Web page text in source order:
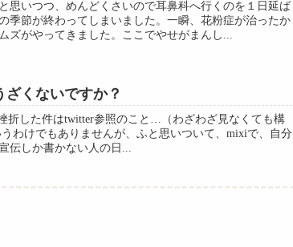
思いつつ、めんどくさいので耳鼻科へ行くのを１日延ば
季節が終わってしまいました。一瞬、花粉症が治ったか
がやってきました。ここでやせがまんし...
くないですか？
折した件はtwitter参照のこと…（わざわざ見なくても構
わけでもありませんが、ふと思いついて、mixiで、自分
伝しか書かない人の日...